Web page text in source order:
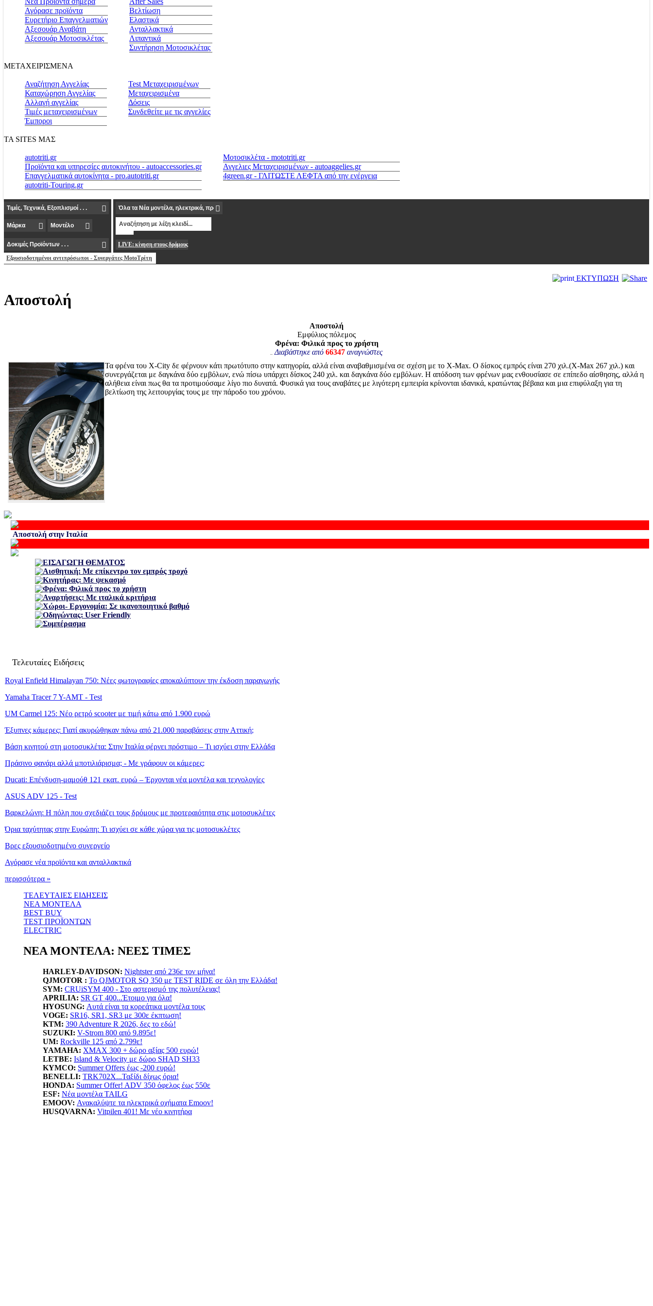
Αγόρασε προϊόντα
Ευρετήριο Επαγγελματιών
Αξεσουάρ Αναβάτη
Αξεσουάρ Μοτοσικλέτας
Βελτίωση
Ελαστικά
Ανταλλακτικά
Λιπαντικά
Συντήρηση Μοτοσικλέτας
ΜΕΤΑΧΕΙΡΙΣΜΕΝΑ
Αναζήτηση Αγγελίας
Καταχώρηση Αγγελίας
Αλλαγή αγγελίας
Τιμές μεταχειρισμένων
Έμποροι
Test Μεταχειρισμένων
Μεταχειρισμένα
Δόσεις
Συνδεθείτε με τις αγγελίες
ΤΑ SITES ΜΑΣ
autotriti.gr
Προϊόντα και υπηρεσίες αυτοκινήτου - autoaccessories.gr
Επαγγελματικά αυτοκίνητα - pro.autotriti.gr
autotriti-Touring.gr
Μοτοσικλέτα - mototriti.gr
Αγγελιες Μεταχειρισμένων - autoaggelies.gr
4green.gr - ΓΛΙΤΩΣΤΕ ΛΕΦΤΑ από την ενέργεια
LIVE: κίνηση στους δρόμους
Εξουσιοδοτημένοι αντιπρόσωποι - Συνεργάτες MotoΤρίτη
ΕΚΤΥΠΩΣΗ
Aποστολή
Aποστολή
Εμφύλιος πόλεμος
Φρένα: Φιλικά προς το χρήστη
Διαβάστηκε από 66347 αναγνώστες
Τα φρένα του X-City δε φέρνουν κάτι πρωτότυπο στην κατηγορία, αλλά είναι αναβαθμισμένα σε σχέση με το X-Max. Ο δίσκος εμπρός είναι 270 χιλ.(X-Max 267 χιλ.) και
συνεργάζεται με δαγκάνα δύο εμβόλων, ενώ πίσω υπάρχει δίσκος 240 χιλ. και δαγκάνα δύο εμβόλων. Η απόδοση των φρένων μας ενθουσίασε σε επίπεδο αίσθησης, αλλά η
αλήθεια είναι πως θα τα προτιμούσαμε λίγο πιο δυνατά. Φυσικά για τους αναβάτες με λιγότερη εμπειρία κρίνονται ιδανικά, κρατώντας βέβαια και μια επιφύλαξη για τη
βελτίωση της λειτουργίας τους με την πάροδο του χρόνου.
Αποστολή στην Ιταλία
ΕΙΣΑΓΩΓΗ ΘΕΜΑΤΟΣ
Αισθητική: Με επίκεντρο τον εμπρός τροχό
Κινητήρας: Με ψεκασμό
Φρένα: Φιλικά προς το χρήστη
Αναρτήσεις: Με ιταλικά κριτήρια
Χώροι- Εργονομία: Σε ικανοποιητικό βαθμό
Οδηγώντας: User Friendly
Συμπέρασμα
Τελευταίες Ειδήσεις
Royal Enfield Himalayan 750: Νέες φωτογραφίες αποκαλύπτουν την έκδοση παραγωγής
Yamaha Tracer 7 Y-AMT - Test
UM Carmel 125: Νέο ρετρό scooter με τιμή κάτω από 1.900 ευρώ
Έξυπνες κάμερες: Γιατί ακυρώθηκαν πάνω από 21.000 παραβάσεις στην Αττική;
Βάση κινητού στη μοτοσυκλέτα: Στην Ιταλία φέρνει πρόστιμο – Τι ισχύει στην Ελλάδα
Πράσινο φανάρι αλλά μποτιλιάρισμα; - Με γράφουν οι κάμερες;
Ducati: Επένδυση-μαμούθ 121 εκατ. ευρώ – Έρχονται νέα μοντέλα και τεχνολογίες
ASUS ADV 125 - Test
Βαρκελώνη: Η πόλη που σχεδιάζει τους δρόμους με προτεραιότητα στις μοτοσυκλέτες
Όρια ταχύτητας στην Ευρώπη: Τι ισχύει σε κάθε χώρα για τις μοτοσυκλέτες
Βρες εξουσιοδοτημένο συνεργείο
Αγόρασε νέα προϊόντα και ανταλλακτικά
περισσότερα »
ΤΕΛΕΥΤΑΙΕΣ ΕΙΔΗΣΕΙΣ
ΝΕΑ ΜΟΝΤΕΛΑ
BEST BUY
TEST ΠΡΟΪΟΝΤΩΝ
ELECTRIC
ΝΕΑ ΜΟΝΤΕΛΑ: ΝΕΕΣ ΤΙΜΕΣ
HARLEY-DAVIDSON: Nightster από 236ε τον μήνα!
QJMOTOR : Το QJMOTOR SQ 350 με TEST RIDE σε όλη την Ελλάδα!
SYM: CRUiSYM 400 - Στο αστερισμό της πολυτέλειας!
APRILIA: SR GT 400...Έτοιμο για όλα!
HYOSUNG: Αυτά είναι τα κορεάτικα μοντέλα τους
VOGE: SR16, SR1, SR3 με 300ε έκπτωση!
KTM: 390 Adventure R 2026, δες το εδώ!
SUZUKI: V-Strom 800 από 9.895ε!
UM: Rockville 125 από 2.799ε!
YAMAHA: XMAX 300 + δώρο αξίας 500 ευρώ!
LETBE: Island & Velocity με δώρο SHAD SH33
KYMCO: Summer Offers έως -200 ευρώ!
BENELLI: TRK702X...Ταξίδι δίχως όρια!
HONDA: Summer Offer! ADV 350 όφελος έως 550ε
ESF: Νέα μοντέλα TAILG
EMOOV: Ανακαλύψτε τα ηλεκτρικά οχήματα Emoov!
HUSQVARNA: Vitpilen 401! Με νέο κινητήρα